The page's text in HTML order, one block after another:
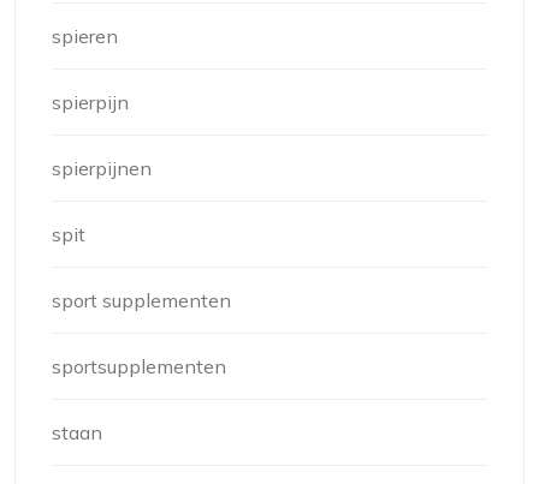
spieren
spierpijn
spierpijnen
spit
sport supplementen
sportsupplementen
staan